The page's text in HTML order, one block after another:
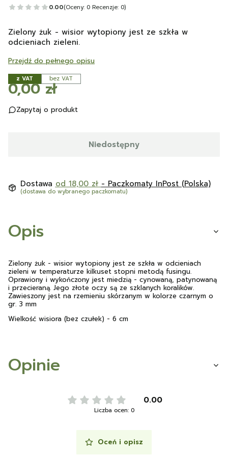
0.00(Oceny: 0 Recenzje: 0)
Zielony żuk - wisior wytopiony jest ze szkła w
odcieniach zieleni.
Przejdź do pełnego opisu
z VAT bez VAT
Cena
0,00 zł
Zapytaj o produkt
Niedostępny
Dostawa od 18,00 zł - Paczkomaty InPost (Polska)
(dostawa do wybranego paczkomatu)
Opis
Zielony żuk - wisior wytopiony jest ze szkła w odcieniach
zieleni w temperaturze kilkuset stopni metodą fusingu.
Oprawiony i wykończony jest miedzią - cynowaną, patynowaną
i przecieraną. Jego złote oczy są ze szklanych koralików.
Zawieszony jest na rzemieniu skórzanym w kolorze czarnym o
gr. 3 mm
Wielkość wisiora (bez czułek) - 6 cm
Opinie
0.00
Liczba ocen: 0
Oceń i opisz